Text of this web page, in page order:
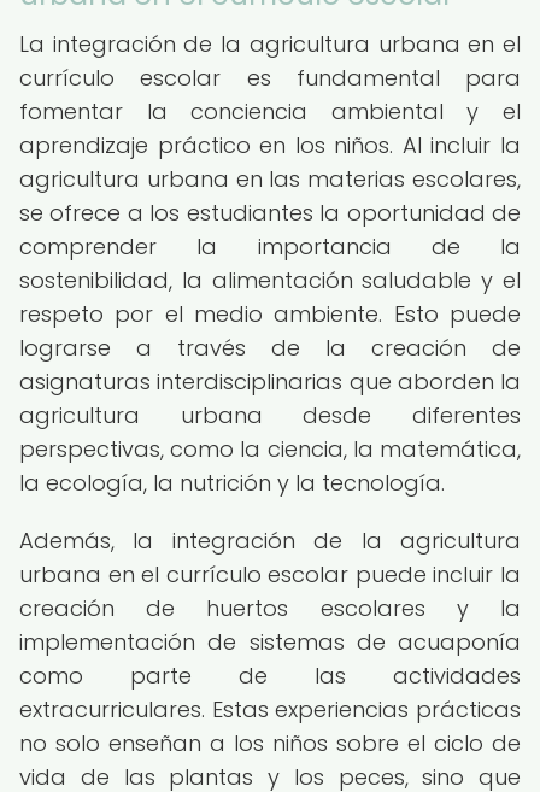
La integración de la agricultura urbana en el
currículo escolar es fundamental para
fomentar la conciencia ambiental y el
aprendizaje práctico en los niños. Al incluir la
agricultura urbana en las materias escolares,
se ofrece a los estudiantes la oportunidad de
comprender la importancia de la
sostenibilidad, la alimentación saludable y el
respeto por el medio ambiente. Esto puede
lograrse a través de la creación de
asignaturas interdisciplinarias que aborden la
agricultura urbana desde diferentes
perspectivas, como la ciencia, la matemática,
la ecología, la nutrición y la tecnología.
Además, la integración de la agricultura
urbana en el currículo escolar puede incluir la
creación de huertos escolares y la
implementación de sistemas de acuaponía
como parte de las actividades
extracurriculares. Estas experiencias prácticas
no solo enseñan a los niños sobre el ciclo de
vida de las plantas y los peces, sino que